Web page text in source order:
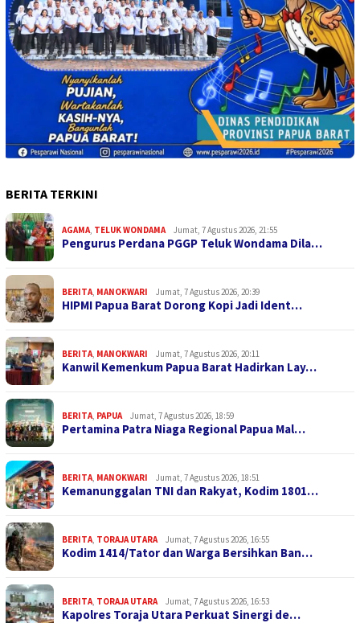
BERITA TERKINI
AGAMA TELUK WONDAMA Jumat, 7 Agustus 2026, 21:55
Pengurus Perdana PGGP Teluk Wondama Dila…
BERITA MANOKWARI Jumat, 7 Agustus 2026, 20:39
HIPMI Papua Barat Dorong Kopi Jadi Ident…
BERITA MANOKWARI Jumat, 7 Agustus 2026, 20:11
Kanwil Kemenkum Papua Barat Hadirkan Lay…
BERITA PAPUA Jumat, 7 Agustus 2026, 18:59
Pertamina Patra Niaga Regional Papua Mal…
BERITA MANOKWARI Jumat, 7 Agustus 2026, 18:51
Kemanunggalan TNI dan Rakyat, Kodim 1801…
BERITA TORAJA UTARA Jumat, 7 Agustus 2026, 16:55
Kodim 1414/Tator dan Warga Bersihkan Ban…
BERITA TORAJA UTARA Jumat, 7 Agustus 2026, 16:53
Kapolres Toraja Utara Perkuat Sinergi de…